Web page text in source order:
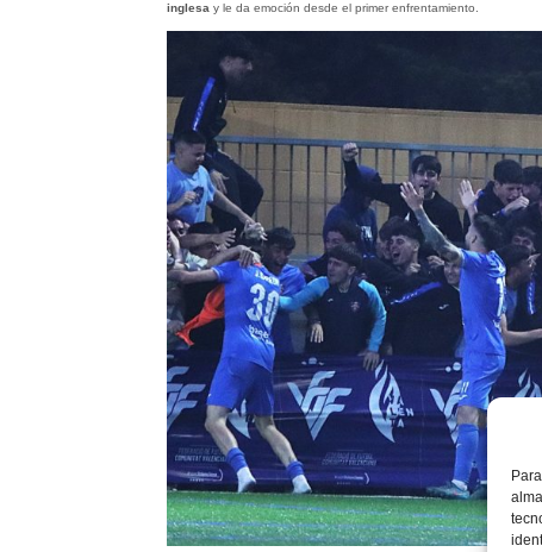
inglesa y le da emoción desde el primer enfrentamiento.